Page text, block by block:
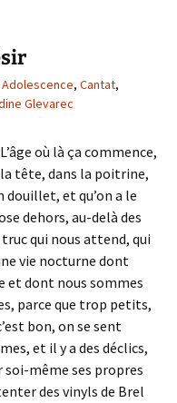
Adolescence, Cantat,
Glevarec
où là ça commence,
tête, dans la poitrine,
douillet, et qu’on a le
dehors, au-delà des
qui nous attend, qui
vie nocturne dont
et dont nous sommes
parce que trop petits,
bon, on se sent
et il y a des déclics,
soi-même ses propres
des vinyls de Brel